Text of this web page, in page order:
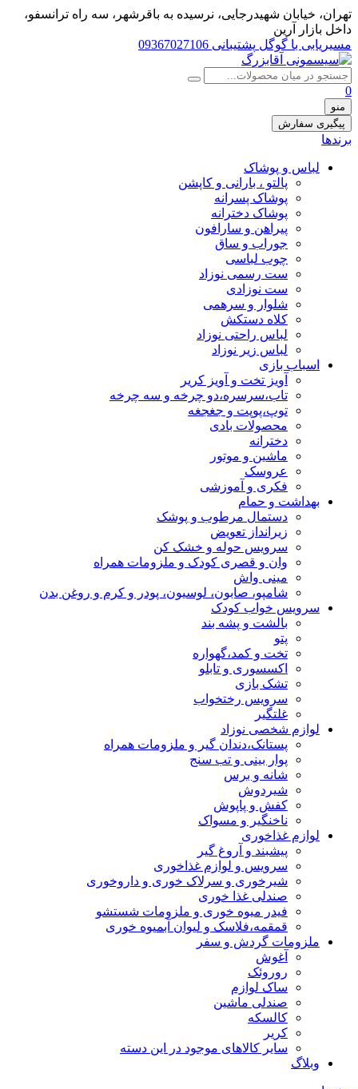
تهران، خيابان شهيدرجايى، نرسیده به باقرشهر، سه راه ترانسفو،
داخل بازار آرین
مسیریابی با گوگل پشتیبانی 09367027106
0
منو
پیگیری سفارش
برندها
لباس و پوشاک
پالتو ، بارانی و کاپشن
پوشاک پسرانه
پوشاک دخترانه
پیراهن و سارافون
جوراب و ساق
چوب لباسی
ست رسمی نوزاد
ست نوزادی
شلوار و سرهمی
کلاه دستکش
لباس راحتی نوزاد
لباس زیر نوزاد
اسباب بازی
آویز تخت و آویز کریر
تاب،سرسره،دو چرخه و سه چرخه
توپ،پوپت و جغجغه
محصولات بادی
دخترانه
ماشین و موتور
عروسک
فکری و آموزشی
بهداشت و حمام
دستمال مرطوب و پوشک
زیرانداز تعویض
سرویس حوله و خشک کن
وان و قصری کودک و ملزومات همراه
مینی واش
شامپو، صابون، لوسیون، پودر و کرم و روغن بدن
سرویس خواب کودک
بالشت و پشه بند
پتو
تخت و کمد،گهواره
اکسسوری و تابلو
تشک بازی
سرویس رختخواب
غلتگیر
لوازم شخصی نوزاد
پستانک،دندان گیر و ملزومات همراه
پوار بینی و تب سنج
شانه و برس
شیردوش
کفش و پاپوش
ناخنگیر و مسواک
لوازم غذاخوری
پیشبند و آروغ گیر
سرویس و لوازم غذاخوری
شیرخوری و سرلاک خوری و داروخوری
صندلی غذا خوری
فیدر میوه خوری و ملزومات شستشو
قمقمه،فلاسک و لیوان آبمیوه خوری
ملزومات گردش و سفر
آغوش
روروئک
ساک لوازم
صندلی ماشین
کالسکه
کریر
سایر کالاهای موجود در این دسته
وبلاگ